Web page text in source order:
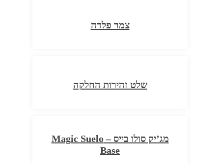
צמר פלדה
שלט זהירות החלקה
מג’יק סולו בייס – Magic Suelo
Base